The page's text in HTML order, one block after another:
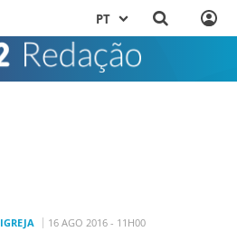
PT
IGREJA 16 AGO 2016 - 11H00